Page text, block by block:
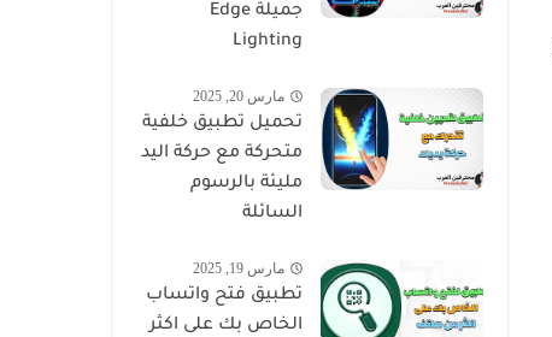
جميلة Edge
Lighting
مارس 20, 2025
تحميل تطبيق خلفية
متحركة مع حركة اليد
مليئة بالرسوم
السائلة
مارس 19, 2025
تطبيق فتح واتساب
الخاص بك على اكثر